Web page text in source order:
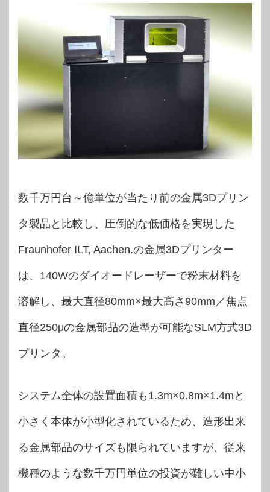
数千万円台～億単位が当たり前の金属3Dプリン
タ製品と比較し、圧倒的な低価格を実現した
Fraunhofer ILT, Aachen.の金属3Dプリンター
は、140Wのダイオードレーザーで粉末材料を
溶解し、最大直径80mm×最大高さ90mm／焦点
直径250μの金属部品の造型が可能なSLM方式3D
プリンタ。
システム全体の設置面積も1.3m×0.8m×1.4mと
小さく本体が小型化されているため、造形出来
る金属部品のサイズも限られていますが、従来
機種のような数千万円単位の投資が難しい中小